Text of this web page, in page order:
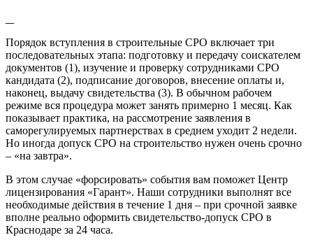
Порядок вступления в строительные СРО включает три
последовательных этапа: подготовку и передачу соискателем
документов (1), изучение и проверку сотрудниками СРО
кандидата (2), подписание договоров, внесение оплаты и,
наконец, выдачу свидетельства (3). В обычном рабочем
режиме вся процедура может занять примерно 1 месяц. Как
показывает практика, на рассмотрение заявления в
саморегулируемых партнерствах в среднем уходит 2 недели.
Но иногда допуск СРО на строительство нужен очень срочно
– «на завтра».
В этом случае «форсировать» события вам поможет Центр
лицензирования «Гарант». Наши сотрудники выполнят все
необходимые действия в течение 1 дня – при срочной заявке
вполне реально оформить свидетельство-допуск СРО в
Краснодаре за 24 часа.